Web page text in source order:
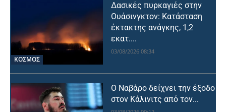
ΚΟΣΜΟΣ
Δασικές πυρκαγιές στην
Ουάσινγκτον: Κατάσταση
έκτακτης ανάγκης, 1,2
εκατ....
03/08/2026 08:34
Ο Ναβάρο δείχνει την έξοδο
στον Κάλινιτς από τον...